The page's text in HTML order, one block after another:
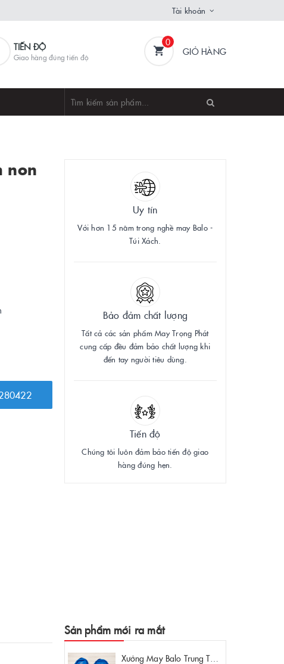
Tài khoản
TIẾN ĐỘ
Giao hàng đúng tiến độ
0
GIỎ HÀNG
non
Uy tín
Với hơn 15 năm trong nghề may Balo -
Túi Xách.
Bảo đảm chất lượng
Tất cả các sản phẩm May Trọng Phát
cung cấp đều đảm bảo chất lượng khi
đến tay người tiêu dùng.
Tiến độ
Chúng tôi luôn đảm bảo tiến độ giao
hàng đúng hẹn.
Sản phẩm mới ra mắt
Xưởng May Balo Trung Tâm Ngoại Ngữ Apollo In Logo Giá Rẻ Tại Xưởng